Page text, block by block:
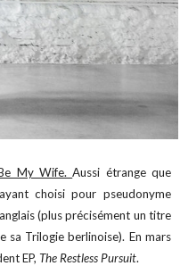
My Wife.Aussi étrange que
choisi pour pseudonyme
(plus précisément un titre
sa Trilogie berlinoise). En mars
EP,The Restless Pursuit.